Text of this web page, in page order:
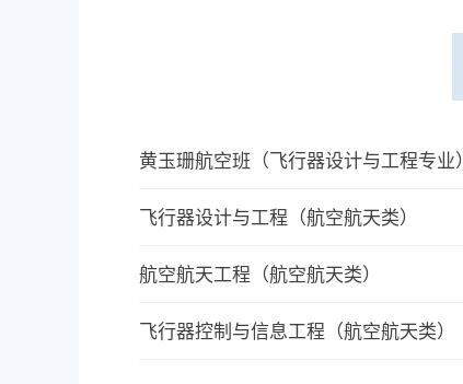
黄玉珊航空班（飞行器设计与工程专业）
飞行器设计与工程（航空航天类）
航空航天工程（航空航天类）
飞行器控制与信息工程（航空航天类）